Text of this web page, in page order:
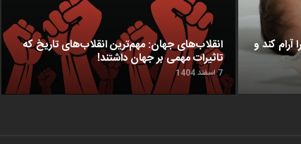
انقلاب‌های جهان: مهم‌ترین انقلاب‌های تاریخ که
تاثیرات مهمی بر جهان داشتند!
7 اسفند 1404
آرام کند و